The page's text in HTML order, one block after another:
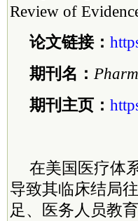
Review of
论文链接：
期刊名：
期刊主页：
在美国医疗体
导致其临床结局
足、医务人员教